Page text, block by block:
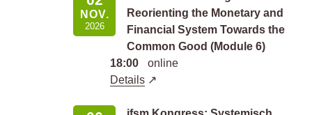
NOV.
2026
Reorienting the Monetary and
Financial System Towards the
Common Good (Module 6)
18:00
online
Details